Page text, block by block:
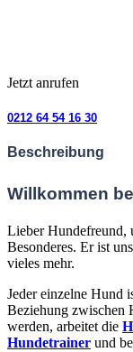
Jetzt anrufen
0212 64 54 16 30
Beschreibung
Willkommen
Lieber Hundefreund,
Besonderes. Er ist
vieles mehr.
Jeder einzelne Hund
Beziehung zwischen
werden, arbeitet die
Hundetrainer und